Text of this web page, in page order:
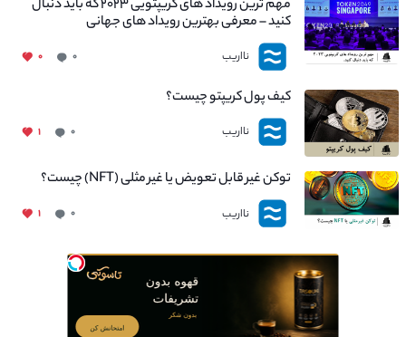
مهم ترین رویداد های کریپتویی ۲۰۲۳ که باید دنبال
کنید – معرفی بهترین رویداد های جهانی
نااریب ۰ ۰
کیف پول کریپتو چیست؟
نااریب ۰ ۱
توکن غیر قابل تعویض یا غیر مثلی (NFT) چیست؟
نااریب ۰ ۱